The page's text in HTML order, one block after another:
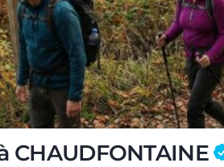
CHAUDFONTAINE